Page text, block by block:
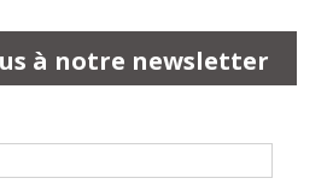
à notre newsletter